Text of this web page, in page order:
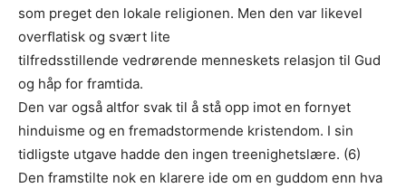
som preget den lokale religionen. Men den var likevel
overﬂatisk og svært lite
tilfredsstillende vedrørende menneskets relasjon til Gud
og håp for framtida.
Den var også altfor svak til å stå opp imot en fornyet
hinduisme og en fremadstormende kristendom. I sin
tidligste utgave hadde den ingen treenighetslære. (6)
Den framstilte nok en klarere ide om en guddom enn hva